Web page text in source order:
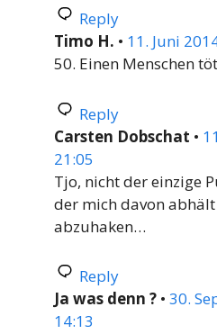
Reply
Timo H. • 11. Juni
50. Einen Menschen
Reply
Carsten Dobschat •
21:05
Tjo, nicht der einzige
der mich davon
abzuhaken…
Reply
Ja was denn ? • 30.
14:13